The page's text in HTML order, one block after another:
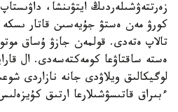
زەرتتەۋشىلەردىڭ ايتۋىنشا،
كورۋ مەن ەستۋ جۇيەسىن قاتار
تالاپ ەتەدى. قولمەن جازۋ ۇساق
ەستە ساقتاۋعا كومەكتەسەدى. ال
لوگيكالىق ويلاۋدى جانە نازاردى
ءبىراق قاتىسۋشىلارعا ارتىق